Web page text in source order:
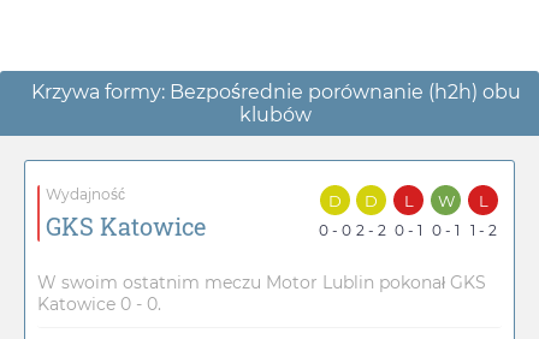
Krzywa formy: Bezpośrednie porównanie (h2h) obu
klubów
Wydajność
GKS Katowice
D
0 - 0
D
2 - 2
L
0 - 1
W
0 - 1
L
1 - 2
W swoim ostatnim meczu Motor Lublin pokonał GKS
Katowice 0 - 0.